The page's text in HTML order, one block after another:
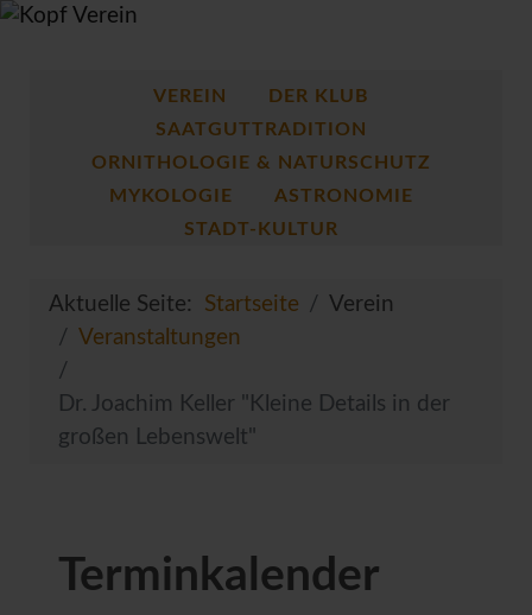
VEREIN
DER KLUB
SAATGUTTRADITION
ORNITHOLOGIE & NATURSCHUTZ
MYKOLOGIE
ASTRONOMIE
STADT-KULTUR
Aktuelle Seite: Startseite
Verein
Veranstaltungen
Dr. Joachim Keller "Kleine Details in der
großen Lebenswelt"
Terminkalender